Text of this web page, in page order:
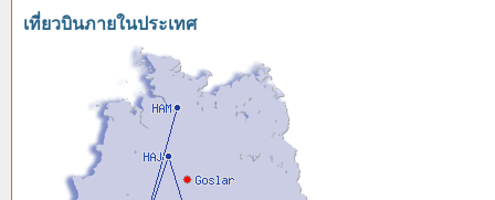
เที่ยวบินภายในประเทศ